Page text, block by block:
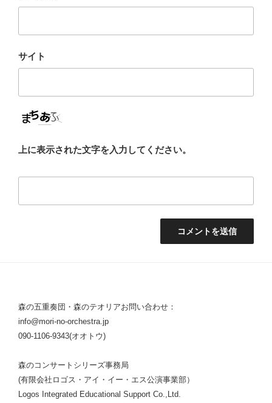
サイト
上に表示された文字を入力してください。
森の五重奏団・森のテオリアお問い合わせ：
info@mori-no-orchestra.jp
090-1106-9343(オオトウ)
森のコンサートシリーズ事務局
(有限会社ロゴス・アイ・イー・エス公演事業部）
Logos Integrated Educational Support Co.,Ltd.